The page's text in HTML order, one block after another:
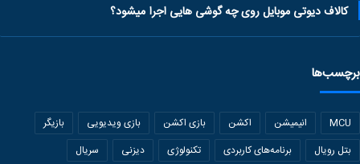
کالاف دیوتی موبایل روی چه گوشی هایی اجرا میشود؟
برچسب‌ها
MCU انیمیشن اکشن بازی اکشن بازی ویدیویی
بازیگر
بتل رویال
برنامه‌های کاربردی تکنولوژی دیزنی
سریال